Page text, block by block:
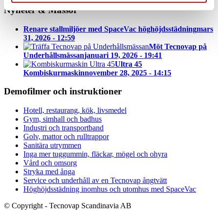
Nyheter & Mässor
Renare stallmiljöer med SpaceVac höghöjdsstädningmars
31, 2026 - 12:59
Möt Tecnovap på
Underhållsmässanjanuari 19, 2026 - 19:41
Ultra 45
Kombiskurmaskinnovember 28, 2025 - 14:15
Demofilmer och instruktioner
Hotell, restaurang, kök, livsmedel
Gym, simhall och badhus
Industri och transportband
Golv, mattor och rulltrappor
Sanitära utrymmen
Inga mer tuggummin, fläckar, mögel och ohyra
Vård och omsorg
Stryka med ånga
Service och underhåll av en Tecnovap ångtvätt
Höghöjdsstädning inomhus och utomhus med SpaceVac
© Copyright - Tecnovap Scandinavia AB